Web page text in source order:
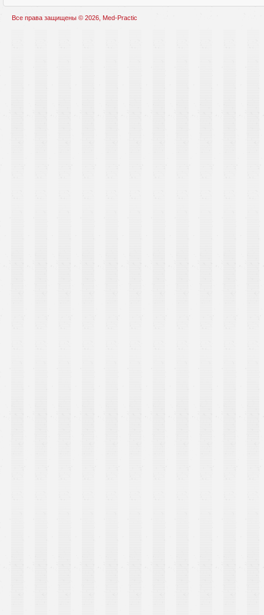
Все права защищены © 2026, Med-Practic